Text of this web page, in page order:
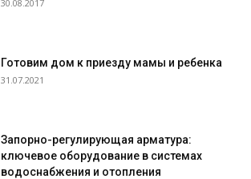
30.08.2017
Готовим дом к приезду мамы и ребенка
31.07.2021
Запорно-регулирующая арматура:
ключевое оборудование в системах
водоснабжения и отопления